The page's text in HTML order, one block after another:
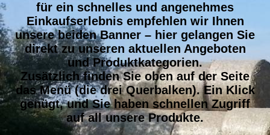
für ein schnelles und angenehmes
Einkaufserlebnis empfehlen wir Ihnen
unsere beiden Banner – hier gelangen Sie
direkt zu unseren aktuellen Angeboten
und Produktkategorien.
Zusätzlich finden Sie oben auf der Seite
das Menü (die drei Querbalken). Ein Klick
genügt, und Sie haben schnellen Zugriff
auf all unsere Produkte.